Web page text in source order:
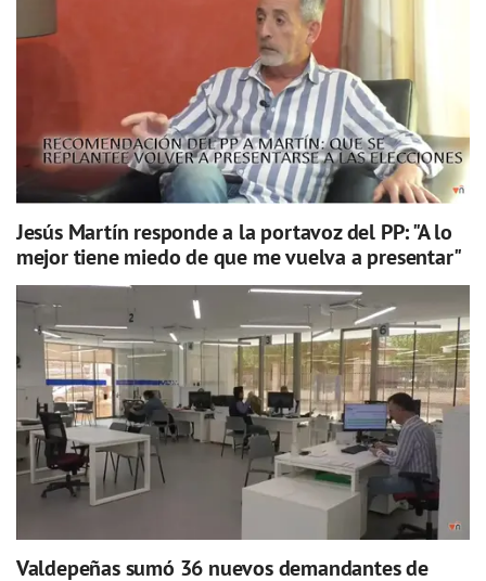
Jesús Martín responde a la portavoz del PP: "A lo
mejor tiene miedo de que me vuelva a presentar"
Valdepeñas sumó 36 nuevos demandantes de